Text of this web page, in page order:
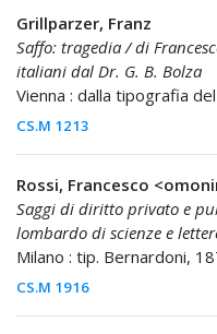
Grillparzer, Franz
Saffo: tragedia / di
italiani dal Dr. G. B. Bolza
Vienna : dalla tipografia
CS.M 1213
Rossi, Francesco
Saggi di diritto privato e
lombardo di scienze e
Milano : tip. Bernardoni,
CS.M 1916